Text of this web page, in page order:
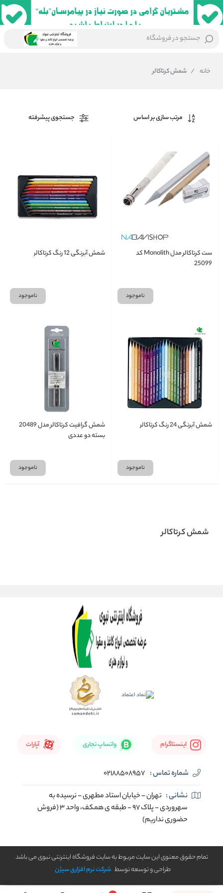
جستجو در فروشگاه
خانه / شمش کرتاکالر
مرتب سازی بر اساس جستجوی پیشرفته
ست کرتاکالر مدل Monolith کد
25099
ناموجود
شمش آبرنگی 12 رنگ کرتاکالر
ناموجود
شمش آبرنگی 24 رنگ کرتاکالر
ناموجود
شمش گرافیت کرتاکالر مدل 20489
بسته دو عددی
ناموجود
شمش کرتاکالر
اینستاگرام واتساپ تجاری آپارات
شماره تماس : 02188508957
نشانی : تهران - خیابان استاد مطهری - نرسیده به
سهروردی - پلاک 97 - طبقه ی همکف، واحد 3 (فروش
حضوری نداریم)
تمام حقوق معنوی این سایت مربوط به سایت فروشگاه اینترنتی نبوی می باشد
طراحی و توسعه توسط شرکت نرم افزاری سیژن